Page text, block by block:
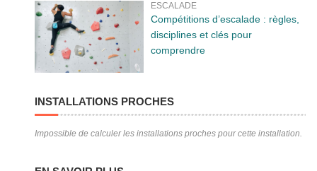
ESCALADE
Compétitions d’escalade : règles,
disciplines et clés pour
comprendre
INSTALLATIONS PROCHES
Impossible de calculer les installations proches pour cette installation.